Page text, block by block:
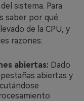
sistema. Para
saber por qué
de la CPU, y
razones:
abiertas: Dado
abiertas y